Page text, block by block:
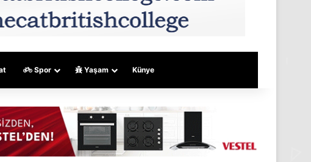
Spor Yaşam Künye